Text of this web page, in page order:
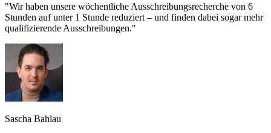
"Wir haben unsere wöchentliche Ausschreibungsrecherche von 6
Stunden auf unter 1 Stunde reduziert – und finden dabei sogar mehr
qualifizierende Ausschreibungen."
Sascha Bahlau